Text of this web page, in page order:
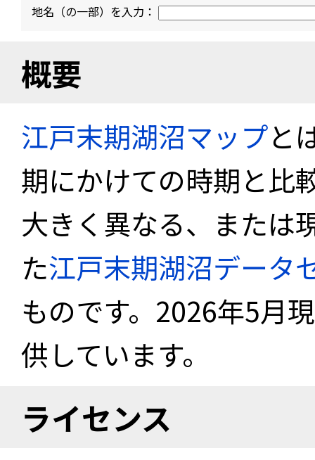
地名（の一部）を入力：
概要
江戸末期湖沼マップと
期にかけての時期と比
大きく異なる、または
た江戸末期湖沼データ
ものです。2026年5月
供しています。
ライセンス